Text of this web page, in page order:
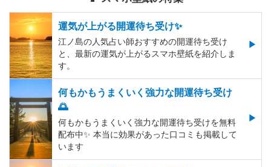
運気が上がる開運待ち受け✨
江ノ島の人気占い師おすすめの開運待ち受け
と、最新の運気が上がるスマホ壁紙を紹介しま
す。
何もかもうまくいく強力な開運待ち受け
🌅
何もかもうまくいく強力な開運待ち受けを無料
配布中✨️ 本当に効果があった口コミも掲載して
います